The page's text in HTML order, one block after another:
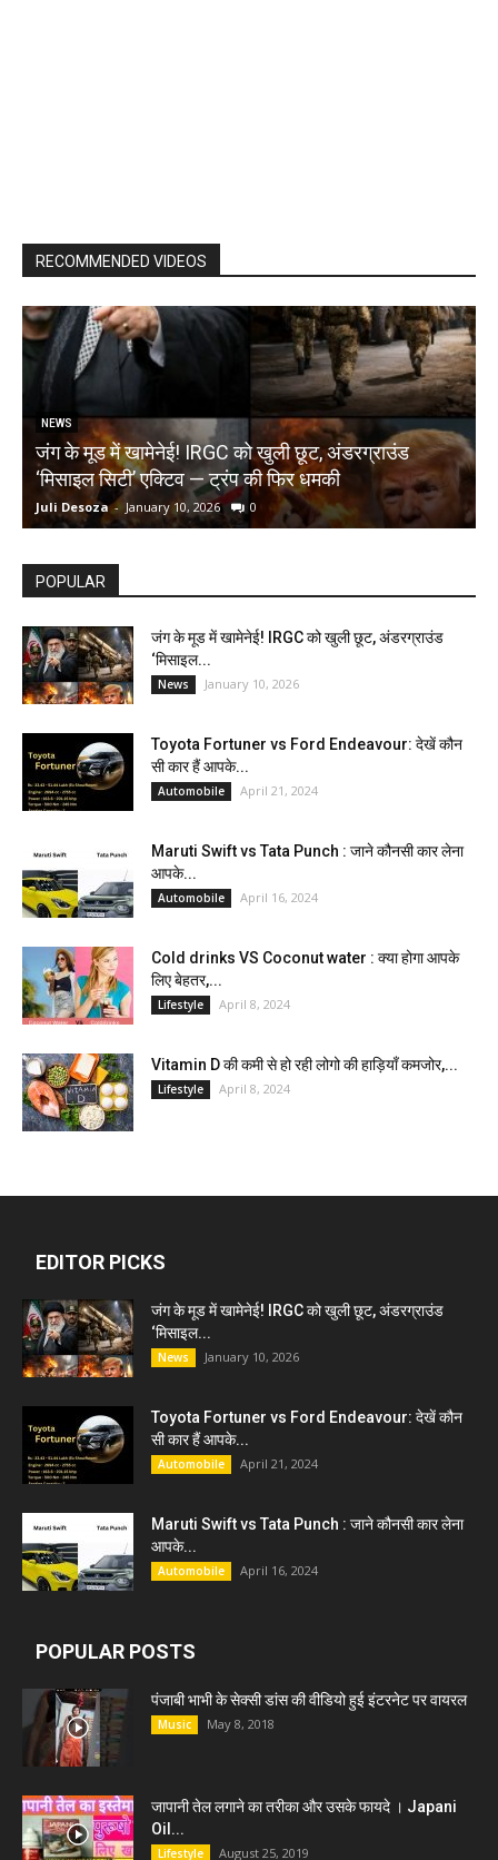
RECOMMENDED VIDEOS
NEWS
जंग के मूड में खामेनेई! IRGC को खुली छूट, अंडरग्राउंड
‘मिसाइल सिटी’ एक्टिव — ट्रंप की फिर धमकी
Juli Desoza - January 10, 2026 0
POPULAR
जंग के मूड में खामेनेई! IRGC को खुली छूट, अंडरग्राउंड
‘मिसाइल...
News January 10, 2026
Toyota Fortuner vs Ford Endeavour: देखें कौन
सी कार हैं आपके...
Automobile April 21, 2024
Maruti Swift vs Tata Punch : जाने कौनसी कार लेना
आपके...
Automobile April 16, 2024
Cold drinks VS Coconut water : क्या होगा आपके
लिए बेहतर,...
Lifestyle April 8, 2024
Vitamin D की कमी से हो रही लोगो की हाड़ियाँ कमजोर,...
Lifestyle April 8, 2024
EDITOR PICKS
जंग के मूड में खामेनेई! IRGC को खुली छूट, अंडरग्राउंड
‘मिसाइल...
News January 10, 2026
Toyota Fortuner vs Ford Endeavour: देखें कौन
सी कार हैं आपके...
Automobile April 21, 2024
Maruti Swift vs Tata Punch : जाने कौनसी कार लेना
आपके...
Automobile April 16, 2024
POPULAR POSTS
पंजाबी भाभी के सेक्सी डांस की वीडियो हुई इंटरनेट पर वायरल
Music May 8, 2018
जापानी तेल लगाने का तरीका और उसके फायदे । Japani
Oil...
Lifestyle August 25, 2019